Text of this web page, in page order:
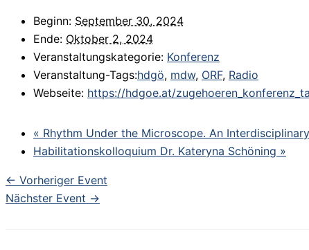
Beginn: September 30, 2024
Ende: Oktober 2, 2024
Veranstaltungskategorie: Konferenz
Veranstaltung-Tags:hdgö, mdw, ORF, Radio
Webseite: https://hdgoe.at/
« Rhythm Under the Microscope. An
Habilitationskolloquium Dr. Kateryna Schöning »
← Vorheriger Event
Nächster Event →